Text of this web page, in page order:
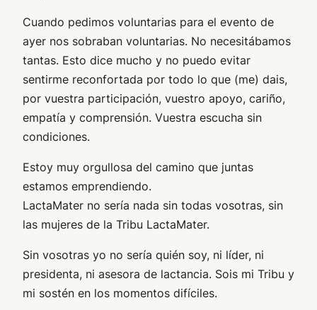
Cuando pedimos voluntarias para el evento de
ayer nos sobraban voluntarias. No necesitábamos
tantas. Esto dice mucho y no puedo evitar
sentirme reconfortada por todo lo que (me) dais,
por vuestra participación, vuestro apoyo, cariño,
empatía y comprensión. Vuestra escucha sin
condiciones.
Estoy muy orgullosa del camino que juntas
estamos emprendiendo.
LactaMater no sería nada sin todas vosotras, sin
las mujeres de la Tribu LactaMater.
Sin vosotras yo no sería quién soy, ni líder, ni
presidenta, ni asesora de lactancia. Sois mi Tribu y
mi sostén en los momentos difíciles.